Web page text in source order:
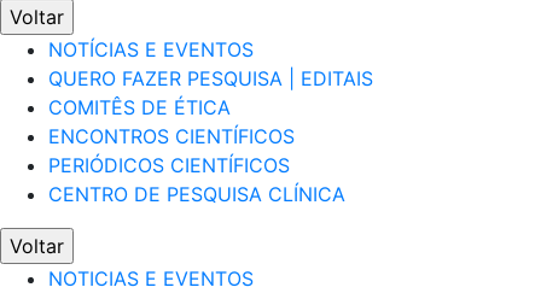
Voltar
NOTÍCIAS E EVENTOS
QUERO FAZER PESQUISA | EDITAIS
COMITÊS DE ÉTICA
ENCONTROS CIENTÍFICOS
PERIÓDICOS CIENTÍFICOS
CENTRO DE PESQUISA CLÍNICA
Voltar
NOTICIAS E EVENTOS